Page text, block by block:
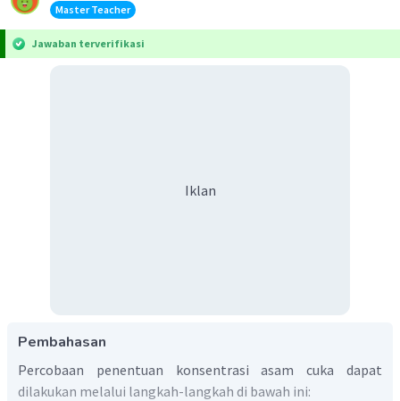
Master Teacher
Jawaban terverifikasi
Iklan
Pembahasan
Percobaan penentuan konsentrasi asam cuka dapat
dilakukan melalui langkah-langkah di bawah ini: